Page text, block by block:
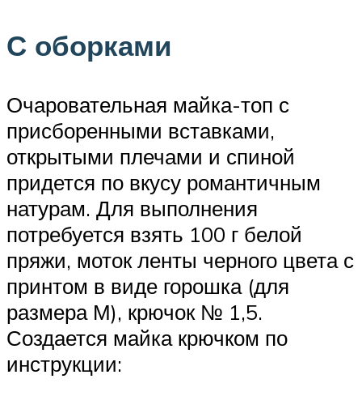
С оборками
Очаровательная майка-топ с
присборенными вставками,
открытыми плечами и спиной
придется по вкусу романтичным
натурам. Для выполнения
потребуется взять 100 г белой
пряжи, моток ленты черного цвета с
принтом в виде горошка (для
размера М), крючок № 1,5.
Создается майка крючком по
инструкции: